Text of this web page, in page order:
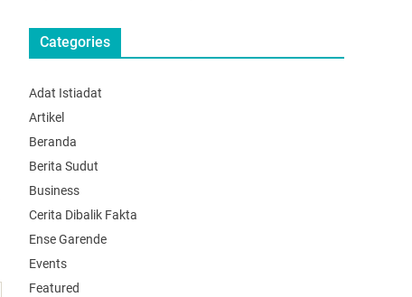
Categories
Adat Istiadat
Artikel
Beranda
Berita Sudut
Business
Cerita Dibalik Fakta
Ense Garende
Events
Featured